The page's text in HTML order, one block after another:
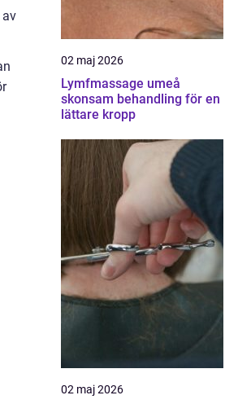
02 maj 2026
Lymfmassage umeå
skonsam behandling för en
lättare kropp
02 maj 2026